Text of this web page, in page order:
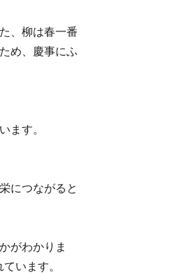
、柳は春一番
め、慶事にふ
ます。
につながると
がわかりま
います。